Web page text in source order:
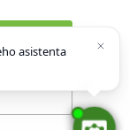
asistenta